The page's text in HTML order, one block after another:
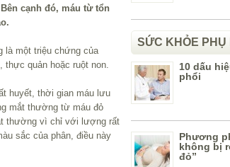
cạnh đó, máu từ tổn
là một triệu chứng của
quản hoặc ruột non.
huyết, thời gian máu lưu
mắt thường từ máu đỏ
thường vì chỉ với lượng rất
sắc của phân, điều này
SỨC KHỎE PHỤ
10 dấu
phổi
Phương
không bị
đỏ”